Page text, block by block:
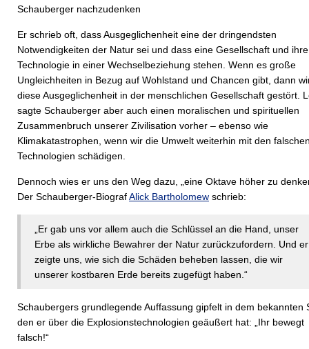
Schauberger nachzudenken
Er schrieb oft, dass Ausgeglichenheit eine der dringendsten
Notwendigkeiten der Natur sei und dass eine Gesellschaft und ihre
Technologie in einer Wechselbeziehung stehen. Wenn es große
Ungleichheiten in Bezug auf Wohlstand und Chancen gibt, dann
diese Ausgeglichenheit in der menschlichen Gesellschaft gestört.
sagte Schauberger aber auch einen moralischen und spirituellen
Zusammenbruch unserer Zivilisation vorher – ebenso wie
Klimakatastrophen, wenn wir die Umwelt weiterhin mit den
Technologien schädigen.
Dennoch wies er uns den Weg dazu, „eine Oktave höher zu
Der Schauberger-BiografAlick Bartholomew schrieb:
„Er gab uns vor allem auch die Schlüssel an die Hand, unser
Erbe als wirkliche Bewahrer der Natur zurückzufordern. Und er
zeigte uns, wie sich die Schäden beheben lassen, die wir
unserer kostbaren Erde bereits zugefügt haben.“
Schaubergers grundlegende Auffassung gipfelt in dem bekannten
den er über die Explosionstechnologien geäußert hat: „Ihr bewegt
falsch!“